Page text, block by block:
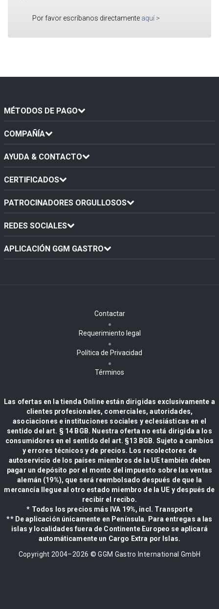
Por favor escríbanos directamente aquí >
MÉTODOS DE PAGO
COMPAÑÍA
AYUDA & CONTACTO
CERTIFICADOS
PATROCINADORES ORGULLOSOS
REDES SOCIALES
APLICACIÓN GGM GASTRO
Contactar
Requerimiento legal
Política de Privacidad
Términos
Las ofertas en la tienda Online están dirigidas exclusivamente a
clientes profesionales, comerciales, autoridades,
asociaciones e instituciones sociales y eclesiásticas en el
sentido del art. § 14 BGB. Nuestra oferta no está dirigida a los
consumidores en el sentido del art. §13 BGB. Sujeto a cambios
y errores técnicos y de precios. Los recolectores de
autoservicio de los países miembros de la UE también deben
pagar un depósito por el monto del impuesto sobre las ventas
alemán (19%), que será reembolsado después de que la
mercancía llegue al otro estado miembro de la UE y después de
recibir el recibo.
* Todos los precios más IVA 19%, incl. Transporte
** De aplicación únicamente en Península. Para entregas a las
islas y localidades fuera de Continente Europeo se aplicará
automáticamente un Cargo Extra por Islas.
Copyright 2004–2026 © GGM Gastro International GmbH